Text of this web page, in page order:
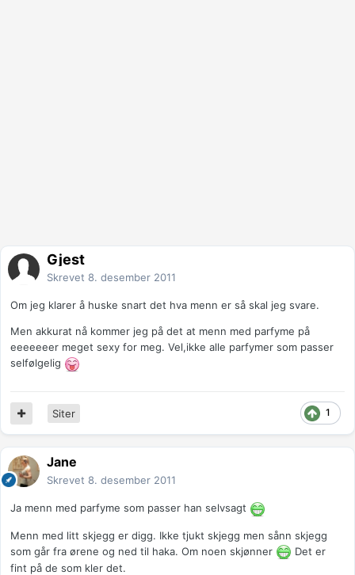
Gjest
Skrevet 8. desember 2011
Om jeg klarer å huske snart det hva menn er så skal jeg svare.
Men akkurat nå kommer jeg på det at menn med parfyme på
eeeeeeer meget sexy for meg. Vel,ikke alle parfymer som passer
selfølgelig
1
Siter
Jane
Skrevet 8. desember 2011
Ja menn med parfyme som passer han selvsagt
Menn med litt skjegg er digg. Ikke tjukt skjegg men sånn skjegg
som går fra ørene og ned til haka. Om noen skjønner
Det er
fint på de som kler det.